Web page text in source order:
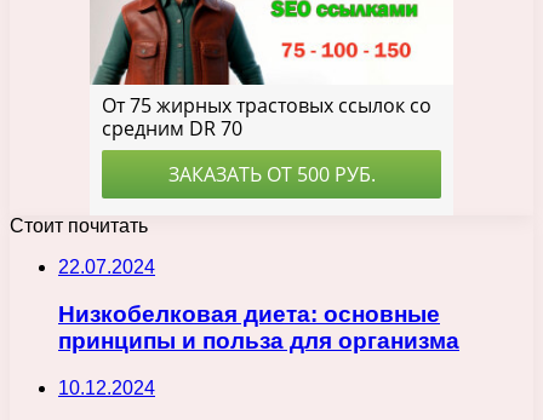
Стоит почитать
22.07.2024
Низкобелковая диета: основные
принципы и польза для организма
10.12.2024